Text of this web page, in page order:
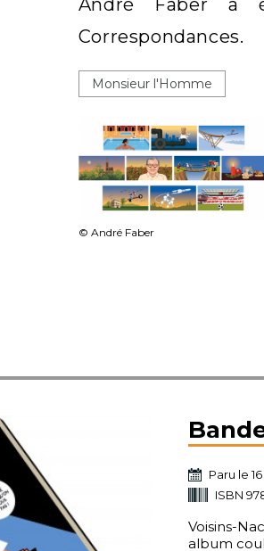
André Faber a
Correspondances.
Monsieur l'Homme
© André Faber
Paru le
ISBN
Voisins-
album